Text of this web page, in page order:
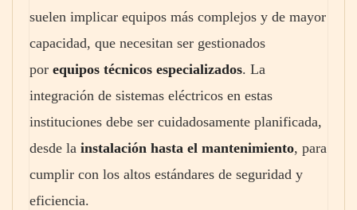
suelen implicar equipos más complejos y de mayor
capacidad, que necesitan ser gestionados
por equipos técnicos especializados. La
integración de sistemas eléctricos en estas
instituciones debe ser cuidadosamente planificada,
desde la instalación hasta el mantenimiento, para
cumplir con los altos estándares de seguridad y
eficiencia.